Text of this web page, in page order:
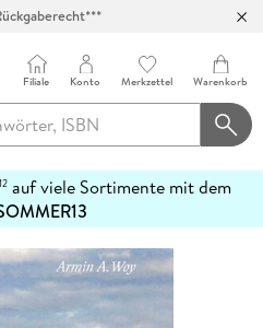
Filiale Konto Merkzettel Warenkorb
12auf viele Sortimente mit dem